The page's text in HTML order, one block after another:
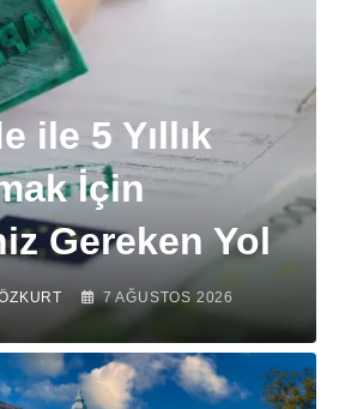
ile 5 Yıllık
İçin
Gereken Yol
7 AĞUSTOS 2026